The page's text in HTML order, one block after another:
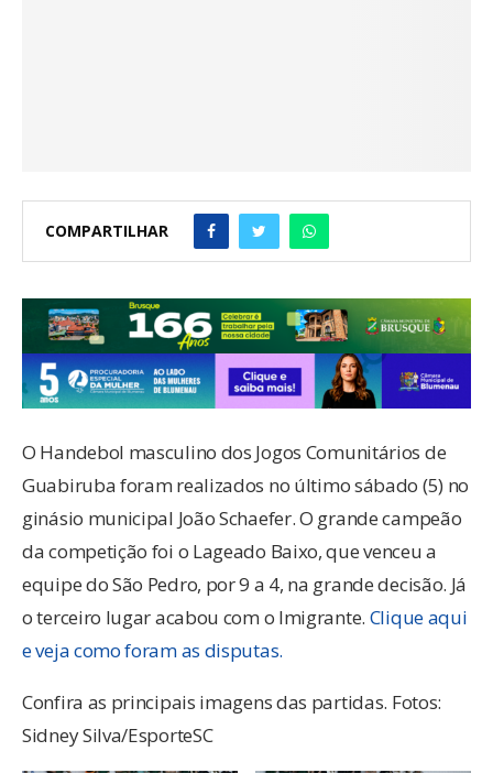
COMPARTILHAR
O Handebol masculino dos Jogos Comunitários de
Guabiruba foram realizados no último sábado (5) no
ginásio municipal João Schaefer. O grande campeão
da competição foi o Lageado Baixo, que venceu a
equipe do São Pedro, por 9 a 4, na grande decisão. Já
o terceiro lugar acabou com o Imigrante. Clique aqui
e veja como foram as disputas.
Confira as principais imagens das partidas. Fotos:
Sidney Silva/EsporteSC